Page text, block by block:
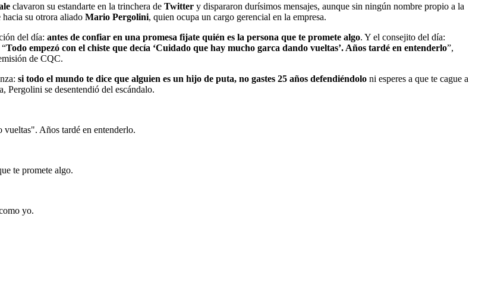
clavaron su estandarte en la trinchera de Twitter y dispararon durísimos mensajes, aunque sin ningún nombre propio a la
su otrora aliado Mario Pergolini, quien ocupa un cargo gerencial en la empresa.
del día: antes de confiar en una promesa fijate quién es la persona que te promete algo. Y el consejito del día:
Todo empezó con el chiste que decía ‘Cuidado que hay mucho garca dando vueltas’. Años tardé en entenderlo”,
de CQC.
si todo el mundo te dice que alguien es un hijo de puta, no gastes 25 años defendiéndolo ni esperes a que te cague a
Pergolini se desentendió del escándalo.
Años tardé en entenderlo.
te promete algo.
yo.